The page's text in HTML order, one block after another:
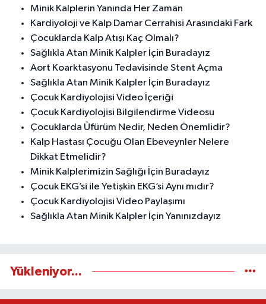
Minik Kalplerin Yanında Her Zaman
Kardiyoloji ve Kalp Damar Cerrahisi Arasındaki Fark
Çocuklarda Kalp Atışı Kaç Olmalı?
Sağlıkla Atan Minik Kalpler İçin Buradayız
Aort Koarktasyonu Tedavisinde Stent Açma
Sağlıkla Atan Minik Kalpler İçin Buradayız
Çocuk Kardiyolojisi Video İçeriği
Çocuk Kardiyolojisi Bilgilendirme Videosu
Çocuklarda Üfürüm Nedir, Neden Önemlidir?
Kalp Hastası Çocuğu Olan Ebeveynler Nelere
Dikkat Etmelidir?
Minik Kalplerimizin Sağlığı İçin Buradayız
Çocuk EKG’si ile Yetişkin EKG’si Aynı mıdır?
Çocuk Kardiyolojisi Video Paylaşımı
Sağlıkla Atan Minik Kalpler İçin Yanınızdayız
Yükleniyor...